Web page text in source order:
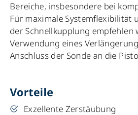
Bereiche, insbesondere bei
Für maximale Systemflexibilität
der Schnellkupplung empfehlen
Verwendung eines
Anschluss der Sonde an die
Vorteile
Exzellente Zerstäubung